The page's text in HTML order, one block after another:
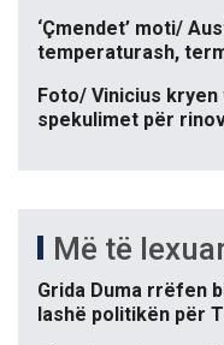
‘Çmendet’ moti/
temperaturash,
Foto/ Vinicius
spekulimet për
Më të
Grida Duma rrëfen
lashë politikën për